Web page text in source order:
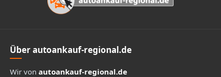
Über autoankauf-regional.de
Wir von autoankauf-regional.de